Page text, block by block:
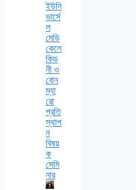
ইউনি
ভার্সে
ল
মেডি
কেলে
কিড
নী ও
বোন
ম্যা
রো
প্রতি
স্থাপ
ন
বিষয়
ক
সেমি
নার